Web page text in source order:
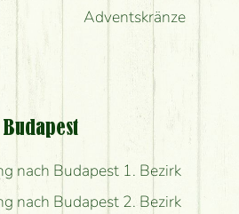
Adventskränze
Budapest
nach Budapest 1. Bezirk
nach Budapest 2. Bezirk